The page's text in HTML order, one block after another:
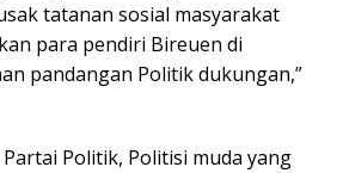
tatanan sosial masyarakat
para pendiri Bireuen di
pandangan Politik dukungan,”
Politik, Politisi muda yang